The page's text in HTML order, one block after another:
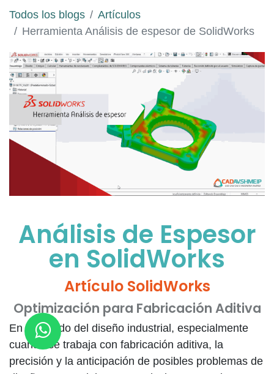
Todos los blogs
Artículos
Herramienta Análisis de espesor de SolidWorks
Análisis de Espesor
en SolidWorks
Artículo SolidWorks
Optimización para Fabricación Aditiva
En el mundo del diseño industrial, especialmente
cuando se trabaja con fabricación aditiva, la
precisión y la anticipación de posibles problemas de